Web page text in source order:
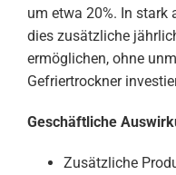
um etwa 20%. In stark
dies zusätzliche
ermöglichen, ohne
Gefriertrockner
Geschäftliche
Zusätzliche